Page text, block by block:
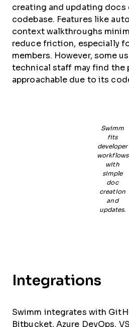
creating and updating
codebase. Features like
context walkthroughs
reduce friction, especially
members. However, some
technical staff may find the
approachable due to its
Swimm
fits
developer
workflows
with
simple
doc
creation
and
updates.
Integrations
Swimm integrates with
Bitbucket, Azure DevOps,